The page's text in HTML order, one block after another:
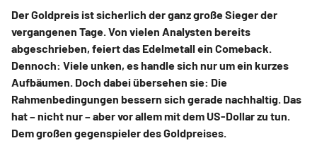
Der Goldpreis ist sicherlich der ganz große Sieger der
vergangenen Tage. Von vielen Analysten bereits
abgeschrieben, feiert das Edelmetall ein Comeback.
Dennoch: Viele unken, es handle sich nur um ein kurzes
Aufbäumen. Doch dabei übersehen sie: Die
Rahmenbedingungen bessern sich gerade nachhaltig. Das
hat – nicht nur – aber vor allem mit dem US-Dollar zu tun.
Dem großen gegenspieler des Goldpreises.